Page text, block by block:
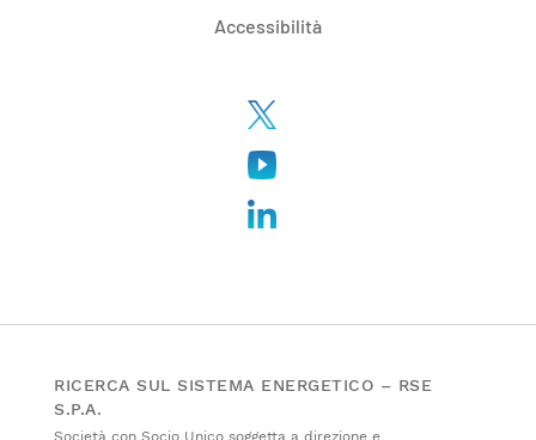
Accessibilità
RICERCA SUL SISTEMA ENERGETICO – RSE
S.P.A.
Società con Socio Unico soggetta a direzione e